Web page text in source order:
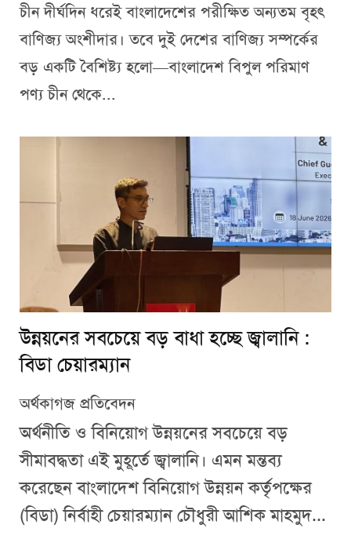
চীন দীর্ঘদিন ধরেই বাংলাদেশের পরীক্ষিত অন্যতম বৃহৎ
বাণিজ্য অংশীদার। তবে দুই দেশের বাণিজ্য সম্পর্কের
বড় একটি বৈশিষ্ট্য হলো—বাংলাদেশ বিপুল পরিমাণ
পণ্য চীন থেকে...
উন্নয়নের সবচেয়ে বড় বাধা হচ্ছে জ্বালানি :
বিডা চেয়ারম্যান
অর্থকাগজ প্রতিবেদন
অর্থনীতি ও বিনিয়োগ উন্নয়নের সবচেয়ে বড়
সীমাবদ্ধতা এই মুহূর্তে জ্বালানি। এমন মন্তব্য
করেছেন বাংলাদেশ বিনিয়োগ উন্নয়ন কর্তৃপক্ষের
(বিডা) নির্বাহী চেয়ারম্যান চৌধুরী আশিক মাহমুদ...